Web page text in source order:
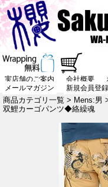
実店舗のご案内 会社概要
メールマガジン
新規会員登録
商品カテゴリ一覧 > Mens:男
双鯉カーゴパンツ◆絡繰魂